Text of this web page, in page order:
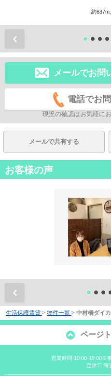
約637m
メールでお問
電話でお
現況の確認はお気軽に
メールで共有する
お客様の声
生活保護賃貸 > 物件一覧 > 中村橋ダイ
ページ
営業時間:10:00-19:00※
定休日:毎